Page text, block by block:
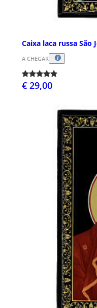
Caixa laca russa São
A CHEGAR
€ 29,00